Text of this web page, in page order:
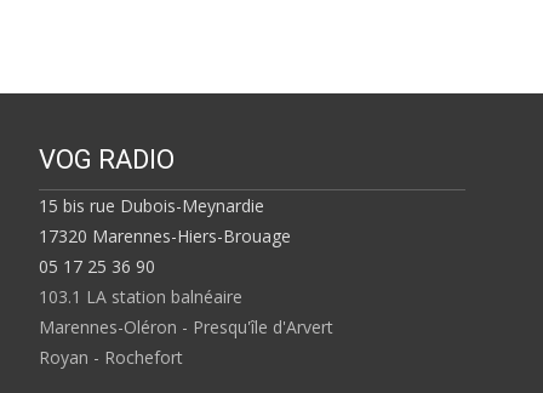
VOG RADIO
15 bis rue Dubois-Meynardie
17320 Marennes-Hiers-Brouage
05 17 25 36 90
103.1 LA station balnéaire
Marennes-Oléron - Presqu'île d'Arvert
Royan - Rochefort